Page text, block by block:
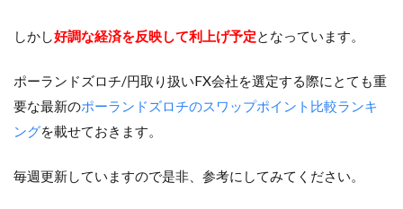
しかし好調な経済を反映して利上げ予定となっています。
ポーランドズロチ/円取り扱いFX会社を選定する際にとても重
要な最新のポーランドズロチのスワップポイント比較ランキ
ングを載せておきます。
毎週更新していますので是非、参考にしてみてください。